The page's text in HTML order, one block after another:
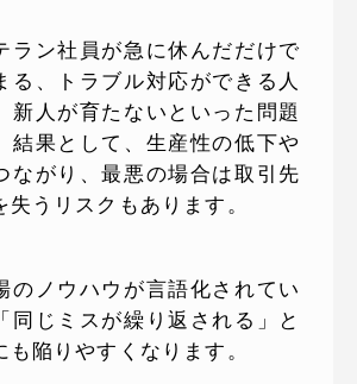
ラン社員が急に休んだだけで
る、トラブル対応ができる人
新人が育たないといった問題
結果として、生産性の低下や
ながり、最悪の場合は取引先
失うリスクもあります。
のノウハウが言語化されてい
同じミスが繰り返される」と
も陥りやすくなります。